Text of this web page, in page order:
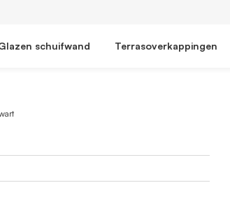
schuifwand Terrasoverkappingen